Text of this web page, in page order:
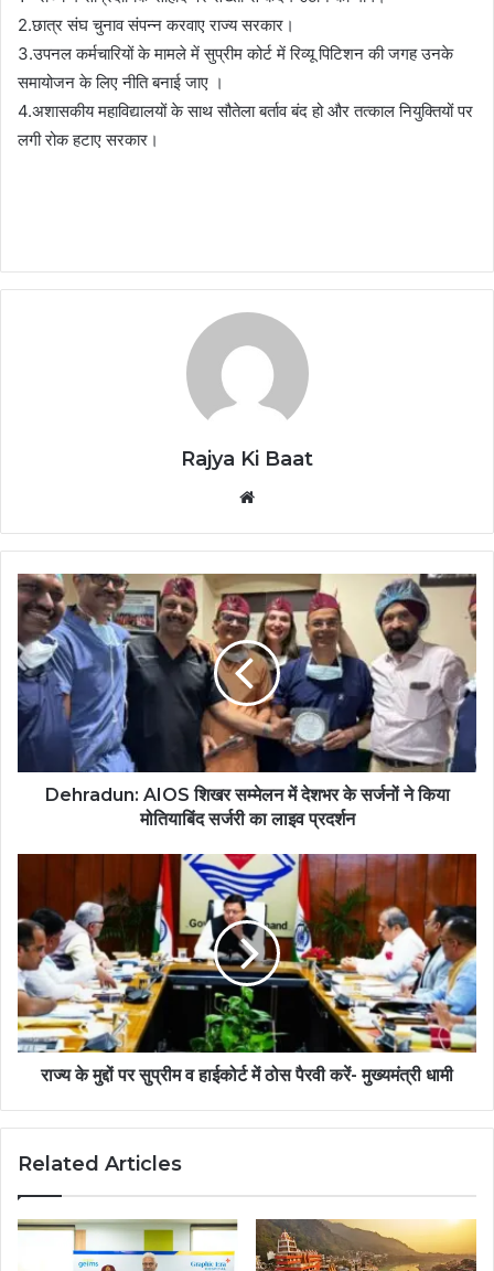
2.छात्र संघ चुनाव संपन्न करवाए राज्य सरकार।
3.उपनल कर्मचारियों के मामले में सुप्रीम कोर्ट में रिव्यू पिटिशन की जगह उनके
समायोजन के लिए नीति बनाई जाए ।
4.अशासकीय महाविद्यालयों के साथ सौतेला बर्ताव बंद हो और तत्काल नियुक्तियों पर
लगी रोक हटाए सरकार।
Rajya Ki Baat
Dehradun: AIOS शिखर सम्मेलन में देशभर के सर्जनों ने किया
मोतियाबिंद सर्जरी का लाइव प्रदर्शन
राज्य के मुद्दों पर सुप्रीम व हाईकोर्ट में ठोस पैरवी करें- मुख्यमंत्री धामी
Related Articles